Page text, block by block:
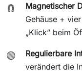
🧲 Magnetischer
Gehäuse +
„Klick” beim
🟢 Regulierbare
verändert die